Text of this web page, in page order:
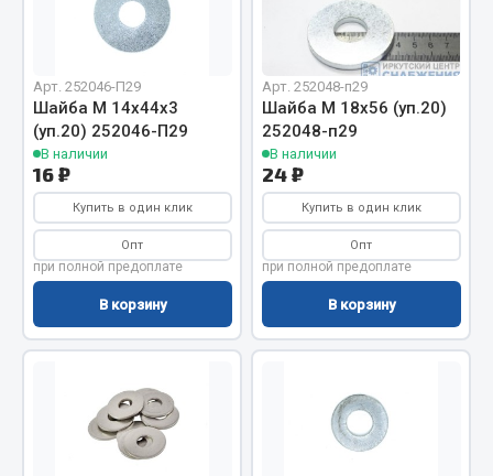
Отопители салона, подогреватели
Жидкостные подогреватели
Отопители салона
Подогреватели тосола
Весь раздел
Автотовары
Автозвук
Аксессуары автомобильные
Аптечки и знаки автомобильные
Брызговики
Арт. 252046-П29
Шайба М 14х44x3
(уп.20) 252046-П29
В наличии
16 ₽
Купить в один клик
Опт
при полной предоплате
В корзину
Арт. 252048-п29
Шайба М 18х56 (уп.20)
252048-п29
В наличии
24 ₽
Купить в один клик
Опт
при полной предоплате
В корзину